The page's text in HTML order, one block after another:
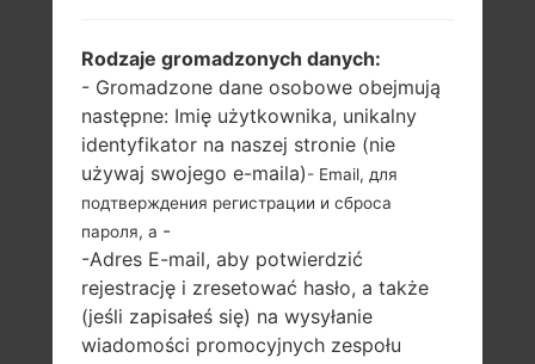
DUAL
4.0 in (~61.8%
stosunek ekranu
do ciała)
480 x 800 pikseli
(~233 gęstość
pikseli na cal)
1.0 GHz Cortex-A9
512MB
Rodzaje gromadzonych danych:
- Gromadzone dane osobowe obejmują
następne: Imię użytkownika, unikalny
identyfikator na naszej stronie (nie
używaj swojego e-maila)- Email, для
подтверждения регистрации и сброса
пароля, а -
-Adres E-mail, aby potwierdzić
rejestrację i zresetować hasło, a także
(jeśli zapisałeś się) na wysyłanie
wiadomości promocyjnych zespołu